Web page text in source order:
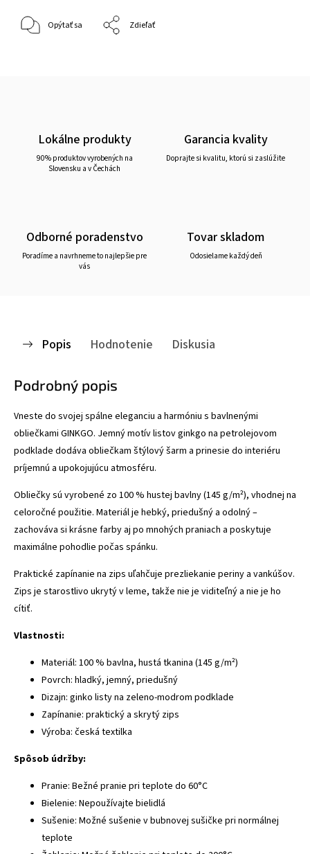
Opýtať sa Zdieľať
Lokálne produkty
90% produktov vyrobených na
Slovensku a v Čechách
Garancia kvality
Doprajte si kvalitu, ktorú si zaslúžite
Odborné poradenstvo
Poradíme a navrhneme to najlepšie pre
vás
Tovar skladom
Odosielame každý deň
Popis Hodnotenie Diskusia
Podrobný popis
Vneste do svojej spálne eleganciu a harmóniu s bavlnenými
obliečkami GINKGO. Jemný motív listov ginkgo na petrolejovom
podklade dodáva obliečkam štýlový šarm a prinesie do interiéru
príjemnú a upokojujúcu atmosféru.
Obliečky sú vyrobené zo 100 % hustej bavlny (145 g/m²), vhodnej na
celoročné použitie. Materiál je hebký, priedušný a odolný –
zachováva si krásne farby aj po mnohých praniach a poskytuje
maximálne pohodlie počas spánku.
Praktické zapínanie na zips uľahčuje prezliekanie periny a vankúšov.
Zips je starostlivo ukrytý v leme, takže nie je viditeľný a nie je ho
cítiť.
Vlastnosti:
Materiál: 100 % bavlna, hustá tkanina (145 g/m²)
Povrch: hladký, jemný, priedušný
Dizajn: ginko listy na zeleno-modrom podklade
Zapínanie: praktický a skrytý zips
Výroba: česká textilka
Spôsob údržby:
Pranie: Bežné pranie pri teplote do 60°C
Bielenie: Nepoužívajte bielidlá
Sušenie: Možné sušenie v bubnovej sušičke pri normálnej
teplote